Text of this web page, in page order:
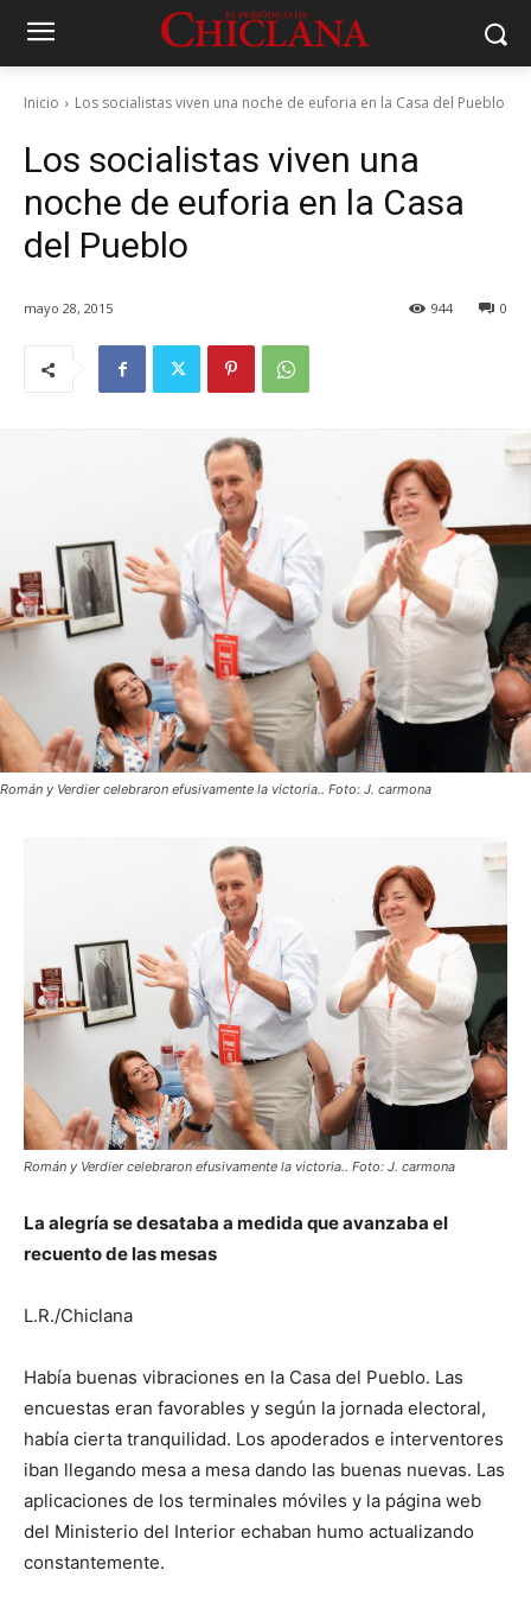
Inicio Los socialistas viven una noche de euforia en la Casa del Pueblo
Los socialistas viven una
noche de euforia en la Casa
del Pueblo
mayo 28, 2015 0
944
Román y Verdier celebraron efusivamente la victoria.. Foto: J. carmona
Román y Verdier celebraron efusivamente la victoria.. Foto: J. carmona
La alegría se desataba a medida que avanzaba el
recuento de las mesas
L.R./Chiclana
Había buenas vibraciones en la Casa del Pueblo. Las
encuestas eran favorables y según la jornada electoral,
había cierta tranquilidad. Los apoderados e interventores
iban llegando mesa a mesa dando las buenas nuevas. Las
aplicaciones de los terminales móviles y la página web
del Ministerio del Interior echaban humo actualizando
constantemente.